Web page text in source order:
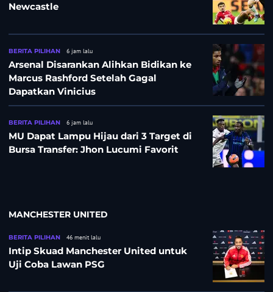
Newcastle
BERITA PILIHAN 6 jam lalu
Arsenal Disarankan Alihkan Bidikan ke
Marcus Rashford Setelah Gagal
Dapatkan Vinicius
BERITA PILIHAN 6 jam lalu
MU Dapat Lampu Hijau dari 3 Target di
Bursa Transfer: Jhon Lucumi Favorit
MANCHESTER UNITED
BERITA PILIHAN 46 menit lalu
Intip Skuad Manchester United untuk
Uji Coba Lawan PSG